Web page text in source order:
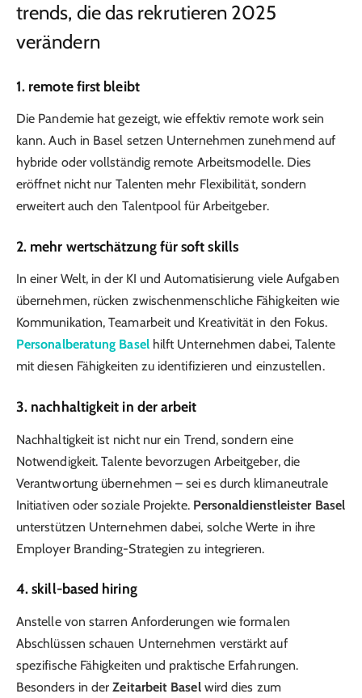
trends, die das rekrutieren 2025
verändern
1. remote first bleibt
Die Pandemie hat gezeigt, wie effektiv remote work sein
kann. Auch in Basel setzen Unternehmen zunehmend auf
hybride oder vollständig remote Arbeitsmodelle. Dies
eröffnet nicht nur Talenten mehr Flexibilität, sondern
erweitert auch den Talentpool für Arbeitgeber.
2. mehr wertschätzung für soft skills
In einer Welt, in der KI und Automatisierung viele Aufgaben
übernehmen, rücken zwischenmenschliche Fähigkeiten wie
Kommunikation, Teamarbeit und Kreativität in den Fokus.
Personalberatung Baselhilft Unternehmen dabei, Talente
mit diesen Fähigkeiten zu identifizieren und einzustellen.
3. nachhaltigkeit in der arbeit
Nachhaltigkeit ist nicht nur ein Trend, sondern eine
Notwendigkeit. Talente bevorzugen Arbeitgeber, die
Verantwortung übernehmen – sei es durch klimaneutrale
Initiativen oder soziale Projekte. Personaldienstleister Basel
unterstützen Unternehmen dabei, solche Werte in ihre
Employer Branding-Strategien zu integrieren.
4. skill-based hiring
Anstelle von starren Anforderungen wie formalen
Abschlüssen schauen Unternehmen verstärkt auf
spezifische Fähigkeiten und praktische Erfahrungen.
Besonders in derZeitarbeit Baselwird dies zum